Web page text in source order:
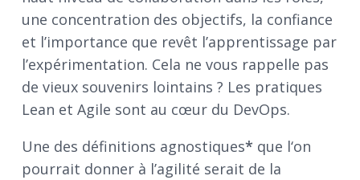
une concentration des objectifs, la confiance
et l’importance que revêt l’apprentissage par
l’expérimentation. Cela ne vous rappelle pas
de vieux souvenirs lointains ? Les pratiques
Lean et Agile sont au cœur du DevOps.
Une des définitions agnostiques* que l‘on
pourrait donner à l’agilité serait de la